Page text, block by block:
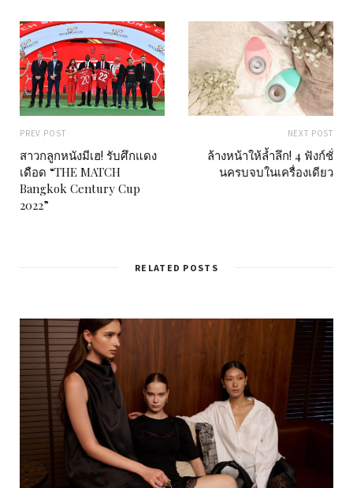
PREV POST
สาวกลูกหนังมีเฮ! รับศึกแดง
เดือด “THE MATCH
Bangkok Century Cup
2022”
NEXT POST
ล้างหน้าให้ล้ำลึก! 4 ฟังก์ชั่
นครบจบในเครื่องเดียว
RELATED POSTS